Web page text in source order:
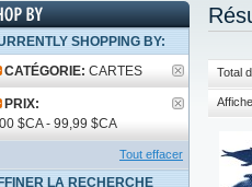
Total
SHOPPING BY:
CATÉGORIE: CARTES
PRIX:
$CA - 99,99 $CA
Tout effacer
LA RECHERCHE